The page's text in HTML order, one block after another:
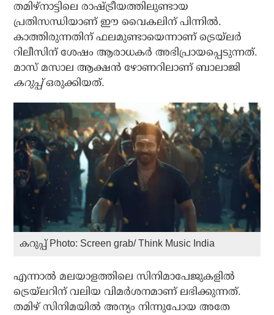
തമിഴ്‌നാട്ടിലെ രാഷ്ട്രീയത്തിലുണ്ടായ
പ്രതിസന്ധിയാണ് ഈ വൈകലിന് പിന്നില്‍.
കാത്തിരുന്നതിന് ഫലമുണ്ടായെന്നാണ് ട്രെയ്‌ലര്‍
റിലീസിന് ശേഷം ആരാധകര്‍ അഭിപ്രായപ്പെടുന്നത്.
മാസ് മസാല ആക്ഷന്‍ ഴോണറിലാണ് ബാലാജി
കറുപ്പ്ഒരുക്കിയത്.
കറുപ്പ് Photo: Screen grab/ Think Music India
എന്നാല്‍ മലയാളത്തിലെ സിനിമാപേജുകളില്‍
ട്രെയ്‌ലറിന് വലിയ വിമര്‍ശനമാണ് ലഭിക്കുന്നത്.
തമിഴ് സിനിമയില്‍ അന്യം നിന്നുപോയ അതേ